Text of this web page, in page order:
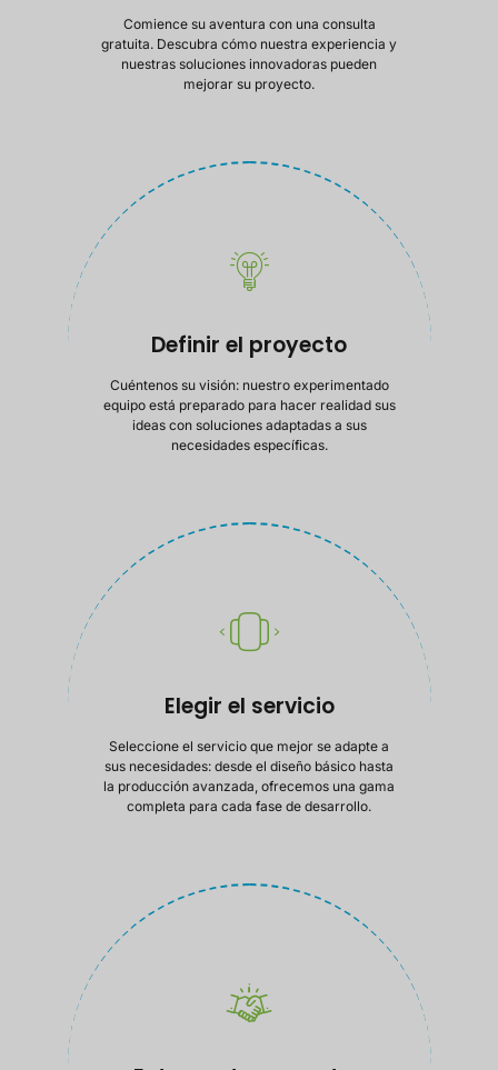
Comience su aventura con una consulta
gratuita. Descubra cómo nuestra experiencia y
nuestras soluciones innovadoras pueden
mejorar su proyecto.
Definir el proyecto
Cuéntenos su visión: nuestro experimentado
equipo está preparado para hacer realidad sus
ideas con soluciones adaptadas a sus
necesidades específicas.
Elegir el servicio
Seleccione el servicio que mejor se adapte a
sus necesidades: desde el diseño básico hasta
la producción avanzada, ofrecemos una gama
completa para cada fase de desarrollo.